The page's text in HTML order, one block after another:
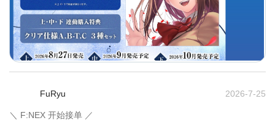
FuRyu 2026-7-25
＼ F:NEX 开始接单 ／